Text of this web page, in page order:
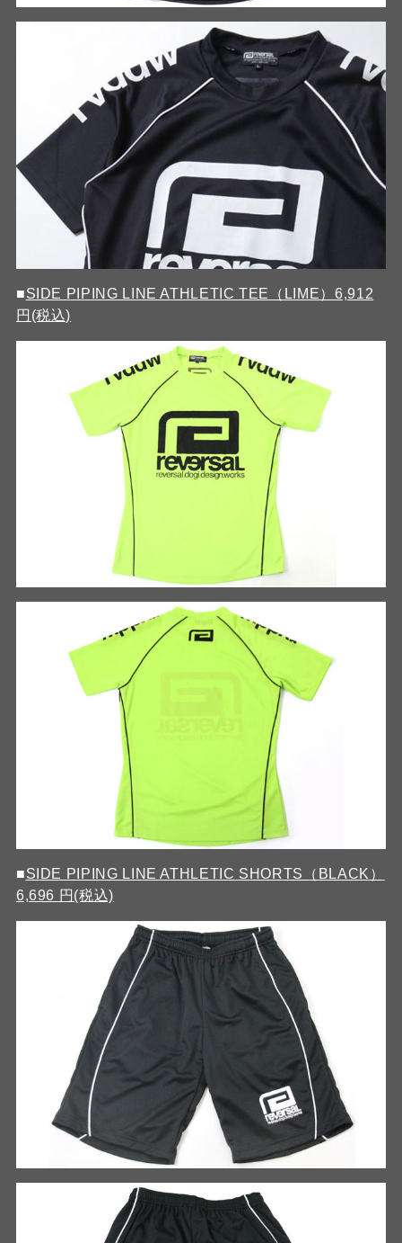
■SIDE PIPING LINE ATHLETIC TEE（LIME）6,912
円(税込)
■SIDE PIPING LINE ATHLETIC SHORTS（BLACK）
6,696 円(税込)